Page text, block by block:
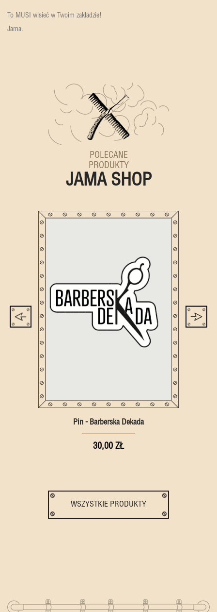
To MUSI wisieć w Twoim zakładzie!
Jama.
POLECANE
PRODUKTY
JAMA SHOP
Pin - Barberska Dekada
30,00 ZŁ
WSZYSTKIE PRODUKTY